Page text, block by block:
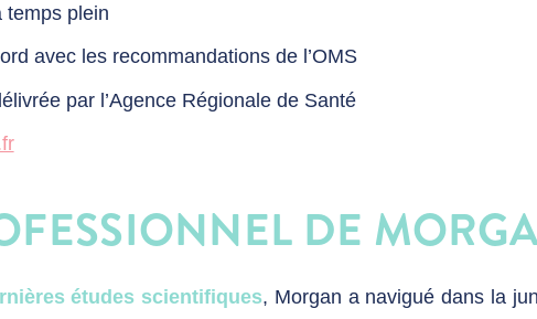
temps plein
avec les recommandations de l’OMS
par l’Agence Régionale de Santé
DE
études scientifiques, Morgan a navigué dans la